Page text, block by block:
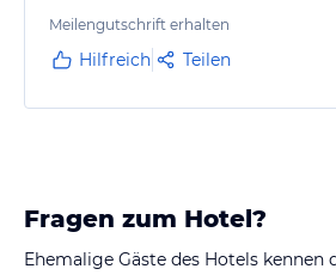
Meilengutschrift erhalten
Hilfreich Teilen
Fragen zum Hotel?
Ehemalige Gäste des Hotels kennen